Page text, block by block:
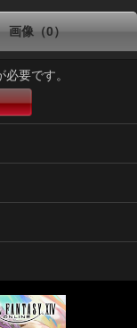
画像（0）
要です。